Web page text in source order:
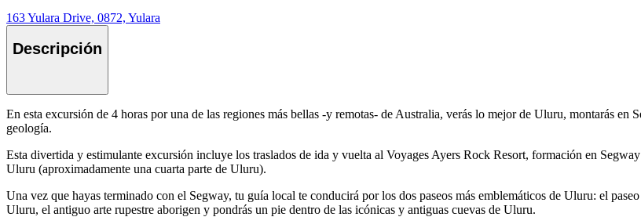
163 Yulara Drive, 0872, Yulara
Descripción
En esta excursión de 4 horas por una de las regiones más bellas -y remotas- de Australia, verás lo mejor de Uluru, montarás
geología.
Esta divertida y estimulante excursión incluye los traslados de ida y vuelta al Voyages Ayers Rock Resort, formación en
Uluru (aproximadamente una cuarta parte de Uluru).
Una vez que hayas terminado con el Segway, tu guía local te conducirá por los dos paseos más emblemáticos de Uluru: el
Uluru, el antiguo arte rupestre aborigen y pondrás un pie dentro de las icónicas y antiguas cuevas de Uluru.